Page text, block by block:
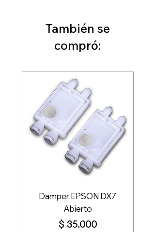
También se
compró:
Damper EPSON DX7
Abierto
Precio
$ 35.000